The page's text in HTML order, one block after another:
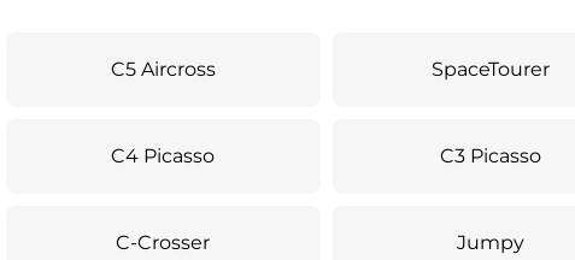
C5 Aircross SpaceTourer
C4 Picasso C3 Picasso
C-Crosser Jumpy